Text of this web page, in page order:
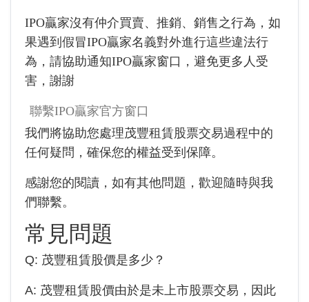
IPO贏家沒有仲介買賣、推銷、銷售之行為，如
果遇到假冒IPO贏家名義對外進行這些違法行
為，請協助通知IPO贏家窗口，避免更多人受
害，謝謝
聯繫IPO贏家官方窗口
我們將協助您處理茂豐租賃股票交易過程中的
任何疑問，確保您的權益受到保障。
感謝您的閱讀，如有其他問題，歡迎隨時與我
們聯繫。
常見問題
Q: 茂豐租賃股價是多少？
A: 茂豐租賃股價由於是未上市股票交易，因此